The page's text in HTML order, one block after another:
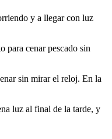
y a llegar con luz
para cenar pescado sin
sin mirar el reloj. En la
luz al final de la tarde, y